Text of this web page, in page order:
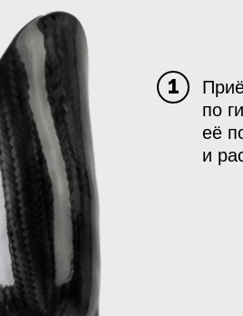
по
её
и
1